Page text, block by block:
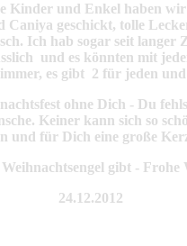
Kinder und Enkel haben
Caniya geschickt, tolle
Ich hab sogar seit langer
und es könnten mit
es gibt 2 für jeden
ohne Dich - Du
Keiner kann sich so
und für Dich eine große
gibt -
24.12.2012